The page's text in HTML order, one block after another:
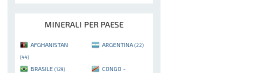
MINERALI PER PAESE
AFGHANISTAN
(44)
ARGENTINA (22)
BRASILE (129)
CONGO -